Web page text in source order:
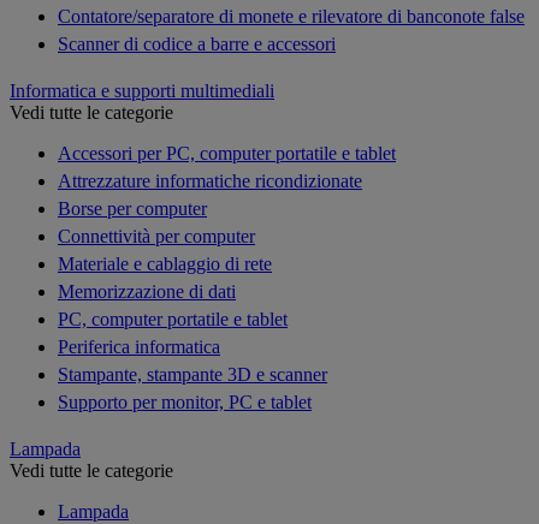
Contatore/separatore di monete e rilevatore di banconote false
Scanner di codice a barre e accessori
Informatica e supporti multimediali
Vedi tutte le categorie
Accessori per PC, computer portatile e tablet
Attrezzature informatiche ricondizionate
Borse per computer
Connettività per computer
Materiale e cablaggio di rete
Memorizzazione di dati
PC, computer portatile e tablet
Periferica informatica
Stampante, stampante 3D e scanner
Supporto per monitor, PC e tablet
Lampada
Vedi tutte le categorie
Lampada